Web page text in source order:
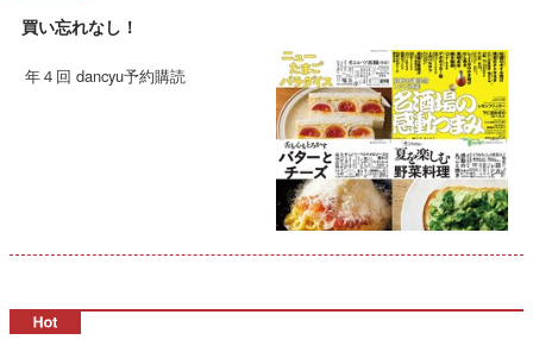
買い忘れなし！
年４回 dancyu予約購読